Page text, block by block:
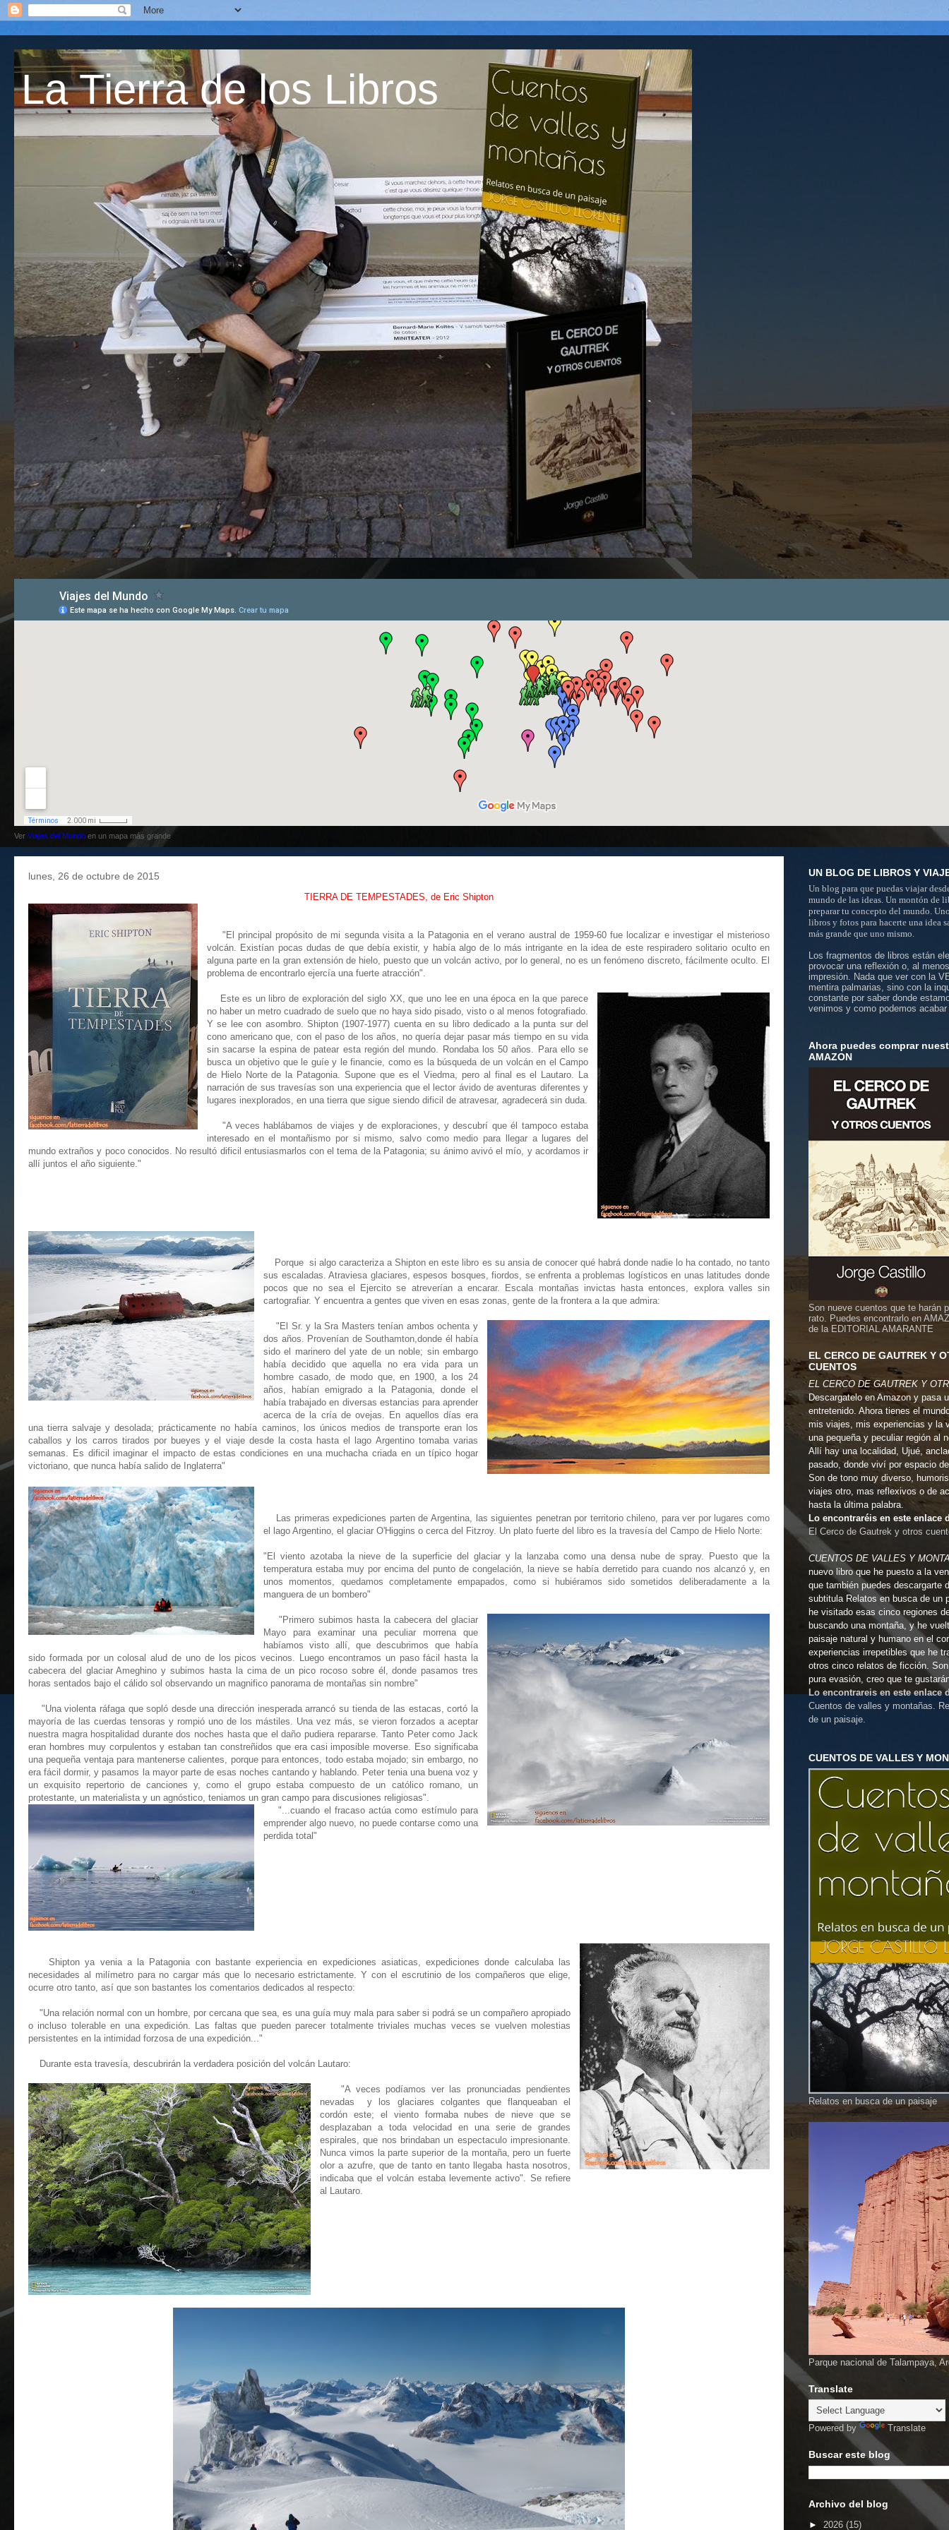
La Tierra de los Libros
Ver Viajes del Mundo en un mapa más grande
lunes, 26 de octubre de 2015
TIERRA DE TEMPESTADES, de Eric Shipton
"El principal propósito de mi segunda visita a la Patagonia en el verano austral de 1959-60 fue localizar e investigar el misterioso
volcán. Existían pocas dudas de que debía existir, y había algo de lo más intrigante en la idea de este respiradero solitario oculto en
alguna parte en la gran extensión de hielo, puesto que un volcán activo, por lo general, no es un fenómeno discreto, fácilmente oculto. El
problema de encontrarlo ejercía una fuerte atracción".
Este es un libro de exploración del siglo XX, que uno lee en una época en la que parece
no haber un metro cuadrado de suelo que no haya sido pisado, visto o al menos fotografiado.
Y se lee con asombro. Shipton (1907-1977) cuenta en su libro dedicado a la punta sur del
cono americano que, con el paso de los años, no quería dejar pasar más tiempo en su vida
sin sacarse la espina de patear esta región del mundo. Rondaba los 50 años. Para ello se
busca un objetivo que le guíe y le financie, como es la búsqueda de un volcán en el Campo
de Hielo Norte de la Patagonia. Supone que es el Viedma, pero al final es el Lautaro. La
narración de sus travesías son una experiencia que el lector ávido de aventuras diferentes y
lugares inexplorados, en una tierra que sigue siendo dificil de atravesar, agradecerá sin duda.
"A veces hablábamos de viajes y de exploraciones, y descubrí que él tampoco estaba
interesado en el montañismo por si mismo, salvo como medio para llegar a lugares del
mundo extraños y poco conocidos. No resultó dificil entusiasmarlos con el tema de la Patagonia; su ánimo avivó el mío, y acordamos ir
allí juntos el año siguiente."
Porque si algo caracteriza a Shipton en este libro es su ansia de conocer qué habrá donde nadie lo ha contado, no tanto
sus escaladas. Atraviesa glaciares, espesos bosques, fiordos, se enfrenta a problemas logísticos en unas latitudes donde
pocos que no sea el Ejercito se atreverían a encarar. Escala montañas invictas hasta entonces, explora valles sin
cartografiar. Y encuentra a gentes que viven en esas zonas, gente de la frontera a la que admira:
"El Sr. y la Sra Masters tenían ambos ochenta y
dos años. Provenían de Southamton,donde él había
sido el marinero del yate de un noble; sin embargo
había decidido que aquella no era vida para un
hombre casado, de modo que, en 1900, a los 24
años, habían emigrado a la Patagonia, donde el
había trabajado en diversas estancias para aprender
acerca de la cría de ovejas. En aquellos días era
una tierra salvaje y desolada; prácticamente no había caminos, los únicos medios de transporte eran los
caballos y los carros tirados por bueyes y el viaje desde la costa hasta el lago Argentino tomaba varias
semanas. Es dificil imaginar el impacto de estas condiciones en una muchacha criada en un típico hogar
victoriano, que nunca había salido de Inglaterra"
Las primeras expediciones parten de Argentina, las siguientes penetran por territorio chileno, para ver por lugares como
el lago Argentino, el glaciar O'Higgins o cerca del Fitzroy. Un plato fuerte del libro es la travesía del Campo de Hielo Norte:
"El viento azotaba la nieve de la superficie del glaciar y la lanzaba como una densa nube de spray. Puesto que la
temperatura estaba muy por encima del punto de congelación, la nieve se había derretido para cuando nos alcanzó y, en
unos momentos, quedamos completamente empapados, como si hubiéramos sido sometidos deliberadamente a la
manguera de un bombero"
"Primero subimos hasta la cabecera del glaciar
Mayo para examinar una peculiar morrena que
habíamos visto allí, que descubrimos que había
sido formada por un colosal alud de uno de los picos vecinos. Luego encontramos un paso fácil hasta la
cabecera del glaciar Ameghino y subimos hasta la cima de un pico rocoso sobre él, donde pasamos tres
horas sentados bajo el cálido sol observando un magnifico panorama de montañas sin nombre"
"Una violenta ráfaga que sopló desde una dirección inesperada arrancó su tienda de las estacas, cortó la
mayoría de las cuerdas tensoras y rompió uno de los mástiles. Una vez más, se vieron forzados a aceptar
nuestra magra hospitalidad durante dos noches hasta que el daño pudiera repararse. Tanto Peter como Jack
eran hombres muy corpulentos y estaban tan constreñidos que era casi imposible moverse. Eso significaba
una pequeña ventaja para mantenerse calientes, porque para entonces, todo estaba mojado; sin embargo, no
era fácil dormir, y pasamos la mayor parte de esas noches cantando y hablando. Peter tenia una buena voz y
un exquisito repertorio de canciones y, como el grupo estaba compuesto de un católico romano, un
protestante, un materialista y un agnóstico, teniamos un gran campo para discusiones religiosas".
"...cuando el fracaso actúa como estímulo para
emprender algo nuevo, no puede contarse como una
perdida total"
Shipton ya venia a la Patagonia con bastante experiencia en expediciones asiaticas, expediciones donde calculaba las
necesidades al milímetro para no cargar más que lo necesario estrictamente. Y con el escrutinio de los compañeros que elige,
ocurre otro tanto, así que son bastantes los comentarios dedicados al respecto:
"Una relación normal con un hombre, por cercana que sea, es una guía muy mala para saber si podrá se un compañero apropiado
o incluso tolerable en una expedición. Las faltas que pueden parecer totalmente triviales muchas veces se vuelven molestias
persistentes en la intimidad forzosa de una expedición..."
Durante esta travesía, descubrirán la verdadera posición del volcán Lautaro:
"A veces podíamos ver las pronunciadas pendientes
nevadas y los glaciares colgantes que flanqueaban el
cordón este; el viento formaba nubes de nieve que se
desplazaban a toda velocidad en una serie de grandes
espirales, que nos brindaban un espectaculo impresionante.
Nunca vimos la parte superior de la montaña, pero un fuerte
olor a azufre, que de tanto en tanto llegaba hasta nosotros,
indicaba que el volcán estaba levemente activo". Se refiere
al Lautaro.
UN BLOG DE LIBROS Y
Un blog para que puedas viajar
mundo de las ideas. Un montón de
preparar tu concepto del mundo.
libros y fotos para hacerte una idea
más grande que uno mismo.
Los fragmentos de libros están
provocar una reflexión o, al
impresión. Nada que ver con la
mentira palmarias, sino con la
constante por saber donde
venimos y como podemos acabar
Ahora puedes comprar
AMAZON
Son nueve cuentos que te harán
rato. Puedes encontrarlo en
de la EDITORIAL AMARANTE
EL CERCO DE GAUTREK Y
CUENTOS
EL CERCO DE GAUTREK Y
Descargatelo en Amazon y pasa
entretenido. Ahora tienes el
mis viajes, mis experiencias y la
una pequeña y peculiar región al
Allí hay una localidad, Ujué,
pasado, donde viví por espacio
Son de tono muy diverso,
viajes otro, mas reflexivos o de
hasta la última palabra.
Lo encontraréis en este enlace
El Cerco de Gautrek y otros
CUENTOS DE VALLES Y
nuevo libro que he puesto a la
que también puedes descargarte
subtitula Relatos en busca de un
he visitado esas cinco regiones
buscando una montaña, y he
paisaje natural y humano en el
experiencias irrepetibles que he
otros cinco relatos de ficción.
pura evasión, creo que te
Lo encontrareis en este enlace
Cuentos de valles y montañas.
de un paisaje.
CUENTOS DE VALLES Y
Relatos en busca de un paisaje
Parque nacional de Talampaya,
Translate
Powered by Translate
Buscar este blog
Archivo del blog
► 2026 (15)